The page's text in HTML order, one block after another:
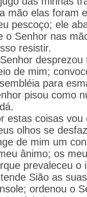
mão elas foram
pescoço; ele
o Senhor nas
resistir.
de mim;
para
pisou como
estas coisas
olhos se
de mim um
ânimo; os
prevaleceu o
Sião as
ordenou o